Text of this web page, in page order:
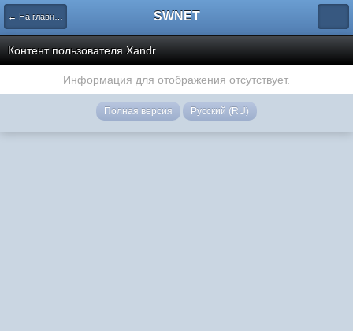
← На главную страницу SWNET
Контент пользователя Xandr
Информация для отображения отсутствует.
Полная версия Русский (RU)